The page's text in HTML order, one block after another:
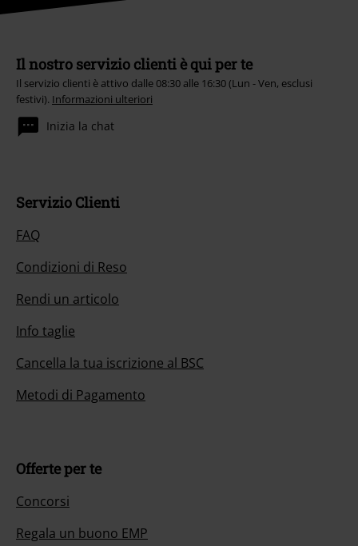
Il nostro servizio clienti è qui per te
Il servizio clienti è attivo dalle 08:30 alle 16:30 (Lun - Ven, esclusi
festivi). Informazioni ulteriori
Inizia la chat
Servizio Clienti
FAQ
Condizioni di Reso
Rendi un articolo
Info taglie
Cancella la tua iscrizione al BSC
Metodi di Pagamento
Offerte per te
Concorsi
Regala un buono EMP